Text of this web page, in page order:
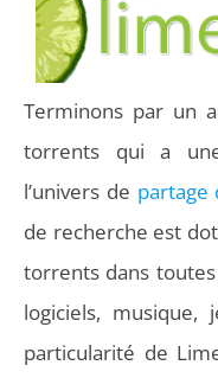
Terminons par un
torrents qui a
l’univers de partage
de recherche est
torrents dans toutes
logiciels,
particularité de